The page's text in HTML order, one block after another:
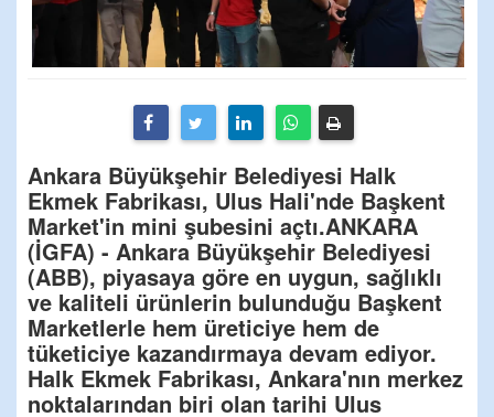
Ankara Büyükşehir Belediyesi Halk
Ekmek Fabrikası, Ulus Hali'nde Başkent
Market'in mini şubesini açtı.ANKARA
(İGFA) - Ankara Büyükşehir Belediyesi
(ABB), piyasaya göre en uygun, sağlıklı
ve kaliteli ürünlerin bulunduğu Başkent
Marketlerle hem üreticiye hem de
tüketiciye kazandırmaya devam ediyor.
Halk Ekmek Fabrikası, Ankara'nın merkez
noktalarından biri olan tarihi Ulus